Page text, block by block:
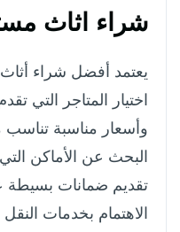
شراء اثاث
يعتمد أفضل شراء
اختيار المتاجر التي
وأسعار مناسبة تناسب
البحث عن الأماكن
تقديم ضمانات بسيطة
الاهتمام بخدمات